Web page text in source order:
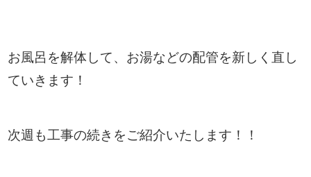
お風呂を解体して、お湯などの配管を新しく直し
ていきます！
次週も工事の続きをご紹介いたします！！